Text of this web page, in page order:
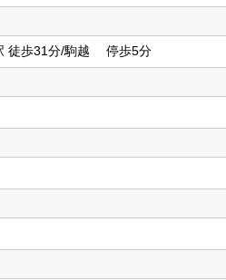
徒歩31分/駒越 停歩5分